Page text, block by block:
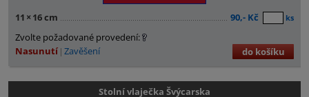
11 × 16 cm 90,- Kč ks
Zvolte požadované provedení:
Nasunutí Zavěšení do košíku
Stolní vlaječka Švýcarska